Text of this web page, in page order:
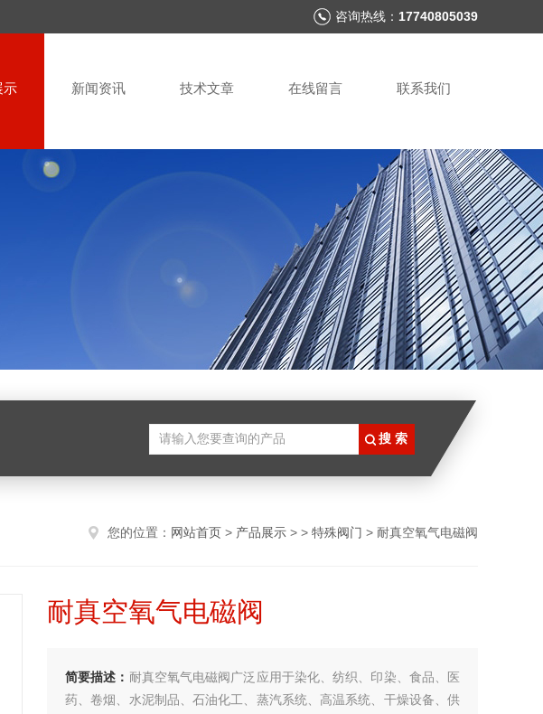
咨询热线： 17740805039
示 新闻资讯 技术文章 在线留言 联系我们
您的位置： 网站首页 > 产品展示 > > 特殊阀门 > 耐真空氧气电磁阀
耐真空氧气电磁阀
简要描述： 耐真空氧气电磁阀广泛应用于染化、纺织、印染、食品、医
药、卷烟、水泥制品、石油化工、蒸汽系统、高温系统、干燥设备、供